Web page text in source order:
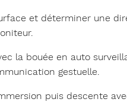
et déterminer une
la bouée en auto
gestuelle.
puis descente